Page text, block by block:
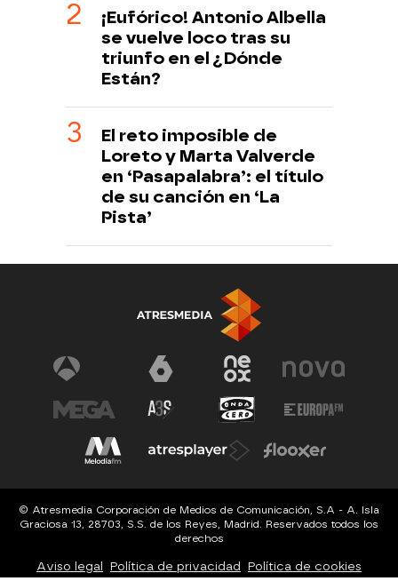
¡Eufórico! Antonio Albella
se vuelve loco tras su
triunfo en el ¿Dónde
Están?
El reto imposible de
Loreto y Marta Valverde
en ‘Pasapalabra’: el título
de su canción en ‘La
Pista’
© Atresmedia Corporación de Medios de Comunicación, S.A - A. Isla
Graciosa 13, 28703, S.S. de los Reyes, Madrid. Reservados todos los
derechos
Aviso legal Política de privacidad Política de cookies